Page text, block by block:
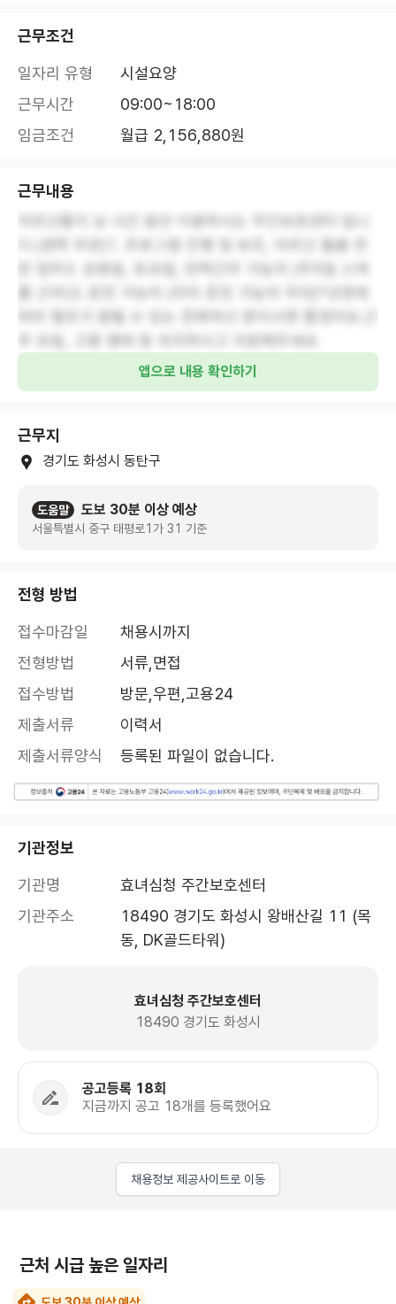
근무조건
일자리 유형
시설요양
근무시간
09:00~18:00
임금조건
월급 2,156,880원
근무내용
앱으로 내용 확인하기
근무지
경기도 화성시 동탄구
도움말 도보 30분 이상 예상
서울특별시 중구 태평로1가 31 기준
전형 방법
접수마감일
채용시까지
전형방법
서류,면접
접수방법
방문,우편,고용24
제출서류
이력서
제출서류양식
등록된 파일이 없습니다.
기관정보
기관명
효녀심청 주간보호센터
기관주소
18490 경기도 화성시 왕배산길 11 (목
동, DK골드타워)
효녀심청 주간보호센터
18490 경기도 화성시
공고등록 18회
지금까지 공고 18개를 등록했어요
채용정보 제공사이트로 이동
근처 시급 높은 일자리